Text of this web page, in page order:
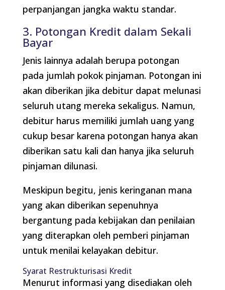
perpanjangan jangka waktu standar.
3. Potongan Kredit dalam Sekali
Bayar
Jenis lainnya adalah berupa potongan
pada jumlah pokok pinjaman. Potongan ini
akan diberikan jika debitur dapat melunasi
seluruh utang mereka sekaligus. Namun,
debitur harus memiliki jumlah uang yang
cukup besar karena potongan hanya akan
diberikan satu kali dan hanya jika seluruh
pinjaman dilunasi.
Meskipun begitu, jenis keringanan mana
yang akan diberikan sepenuhnya
bergantung pada kebijakan dan penilaian
yang diterapkan oleh pemberi pinjaman
untuk menilai kelayakan debitur.
Syarat Restrukturisasi Kredit
Menurut informasi yang disediakan oleh